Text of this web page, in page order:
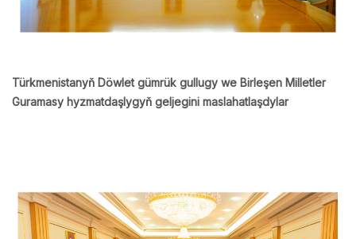
Türkmenistanyň Döwlet gümrük gullugy we Birleşen Milletler
Guramasy hyzmatdaşlygyň geljegini maslahatlaşdylar